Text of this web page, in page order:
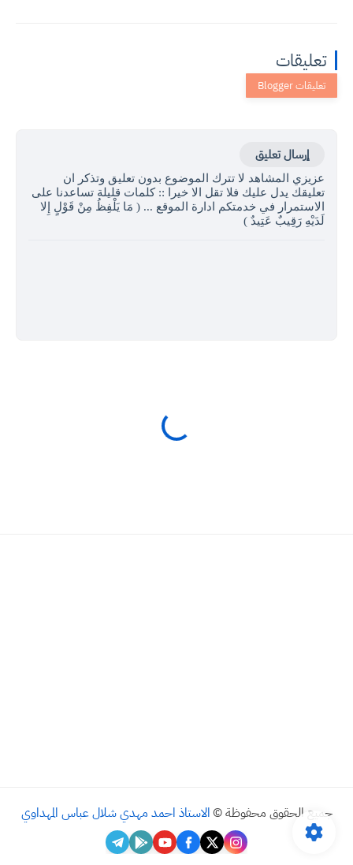
تعليقات
إرسال تعليق
عزيزي المشاهد لا تترك الموضوع بدون تعليق وتذكر ان
تعليقك يدل عليك فلا تقل الا خيرا :: كلمات قليلة تساعدنا على
الاستمرار في خدمتكم ادارة الموقع ... ( مَا يَلْفِظُ مِنْ قَوْلٍ إِلا
لَدَيْهِ رَقِيبٌ عَتِيدٌ )
جميع الحقوق محفوظة © الاستاذ احمد مهدي شلال عباس المهداوي